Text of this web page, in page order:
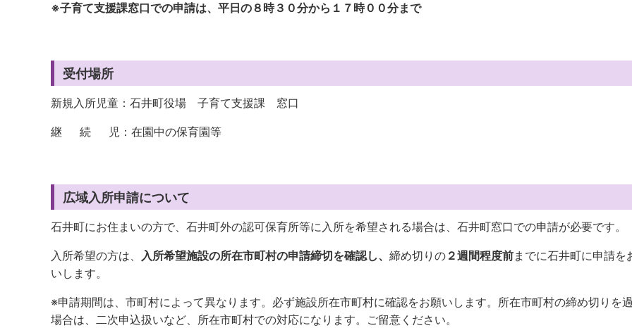
※子育て支援課窓口での申請は、平日の８時３０分から１７時００分まで
受付場所
新規入所児童：石井町役場 子育て支援課 窓口
継 続 児：在園中の保育園等
広域入所申請について
石井町にお住まいの方で、石井町外の認可保育所等に入所を希望される場合は、石井町窓口での申請が必要です。
入所希望の方は、 入所希望施設の所在市町村の申請締切を確認し、 締め切りの ２週間程度前までに石井町に申請を
いします。
※申請期間は、市町村によって異なります。必ず施設所在市町村に確認をお願いします。所在市町村の締め切りを
場合は、二次申込扱いなど、所在市町村での対応になります。ご留意ください。